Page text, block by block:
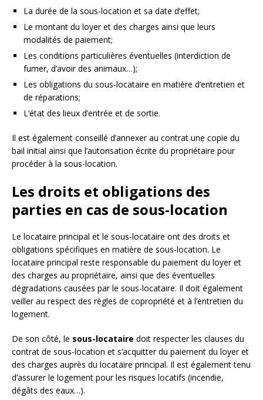
La durée de la sous-location et sa date d’effet;
Le montant du loyer et des charges ainsi que leurs
modalités de paiement;
Les conditions particulières éventuelles (interdiction de
fumer, d’avoir des animaux…);
Les obligations du sous-locataire en matière d’entretien et
de réparations;
L’état des lieux d’entrée et de sortie.
Il est également conseillé d’annexer au contrat une copie du
bail initial ainsi que l’autorisation écrite du propriétaire pour
procéder à la sous-location.
Les droits et obligations des
parties en cas de sous-location
Le locataire principal et le sous-locataire ont des droits et
obligations spécifiques en matière de sous-location. Le
locataire principal reste responsable du paiement du loyer et
des charges au propriétaire, ainsi que des éventuelles
dégradations causées par le sous-locataire. Il doit également
veiller au respect des règles de copropriété et à l’entretien du
logement.
De son côté, le sous-locataire doit respecter les clauses du
contrat de sous-location et s’acquitter du paiement du loyer et
des charges auprès du locataire principal. Il est également tenu
d’assurer le logement pour les risques locatifs (incendie,
dégâts des eaux…).